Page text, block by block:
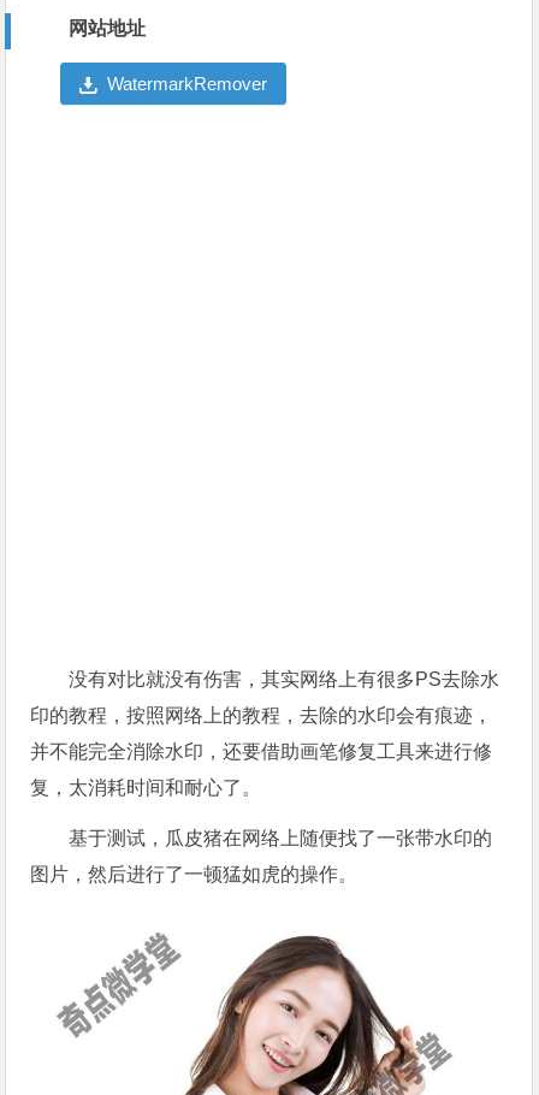
网站地址
WatermarkRemover
没有对比就没有伤害，其实网络上有很多PS去除水
印的教程，按照网络上的教程，去除的水印会有痕迹，
并不能完全消除水印，还要借助画笔修复工具来进行修
复，太消耗时间和耐心了。
基于测试，瓜皮猪在网络上随便找了一张带水印的
图片，然后进行了一顿猛如虎的操作。